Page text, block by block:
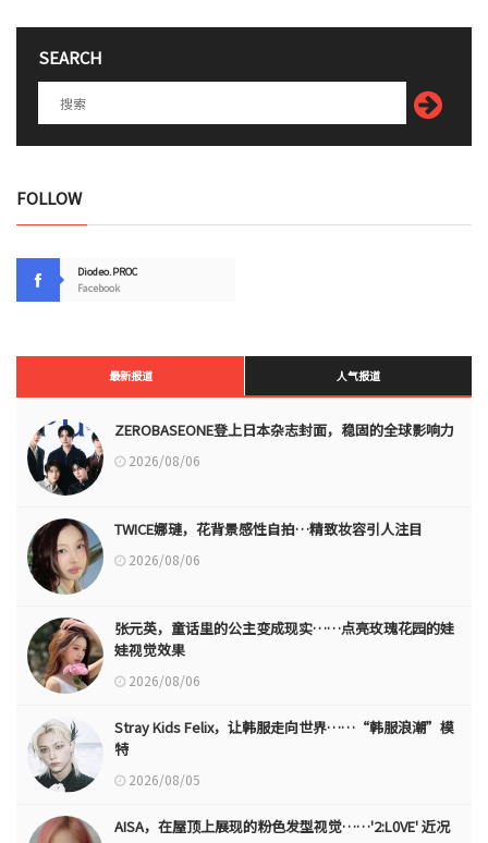
SEARCH
FOLLOW
Diodeo.PROC
Facebook
最新报道 人气报道
ZEROBASEONE登上日本杂志封面，稳固的全球影响力
2026/08/06
TWICE娜璉，花背景感性自拍…精致妆容引人注目
2026/08/06
张元英，童话里的公主变成现实……点亮玫瑰花园的娃
娃视觉效果
2026/08/06
Stray Kids Felix，让韩服走向世界……“韩服浪潮”模
特
2026/08/05
AISA，在屋顶上展现的粉色发型视觉……'2:L0VE' 近况